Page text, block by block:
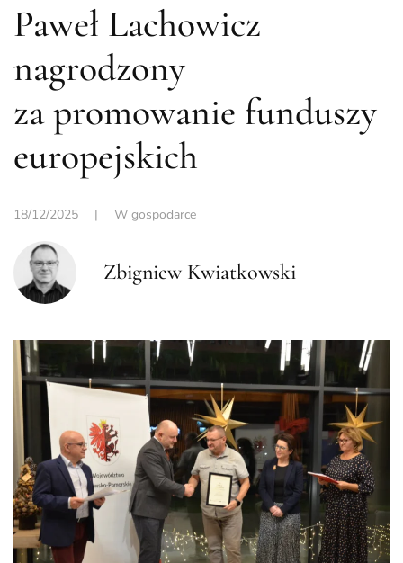
Paweł Lachowicz
nagrodzony
za promowanie funduszy
europejskich
18/12/2025 | W gospodarce
Zbigniew Kwiatkowski